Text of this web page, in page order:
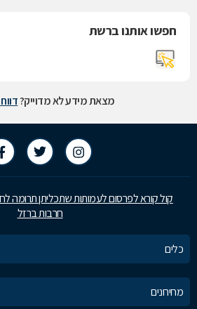
חפשו אותנו ברשת
מצאת מידע לא מדוייק?
קול קורא לפרסום לעמותות שתכליתן תרומה
חרבות ברזל
כלים
מחירונים